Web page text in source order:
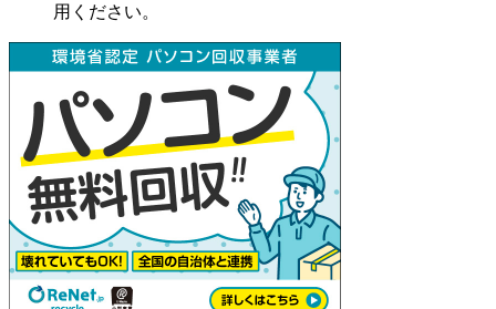
用ください。